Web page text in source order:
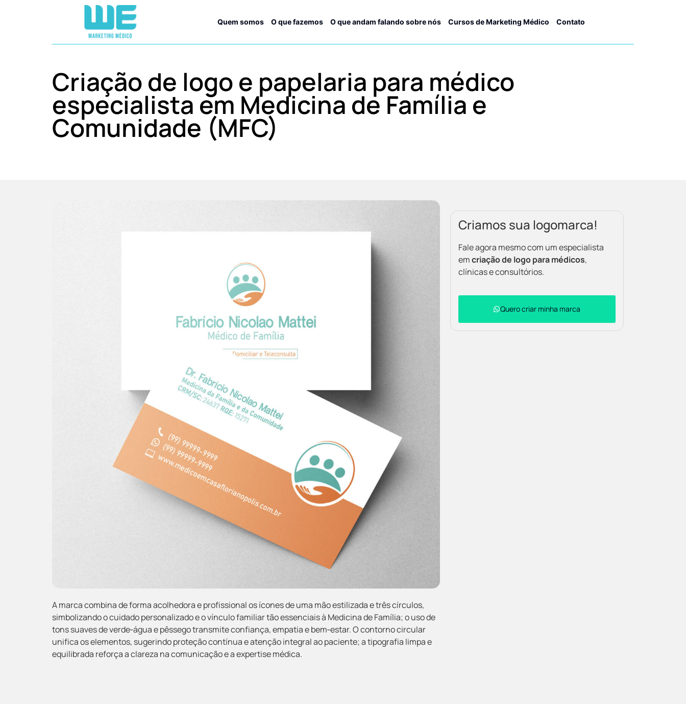
Quem somos O que fazemos O que andam falando sobre nós Cursos de Marketing Médico Contato
Criação de logo e papelaria para médico
especialista em Medicina de Família e
Comunidade (MFC)
A marca combina de forma acolhedora e profissional os ícones de uma mão estilizada e três círculos,
simbolizando o cuidado personalizado e o vínculo familiar tão essenciais à Medicina de Família; o uso de
tons suaves de verde‐água e pêssego transmite confiança, empatia e bem‐estar. O contorno circular
unifica os elementos, sugerindo proteção contínua e atenção integral ao paciente; a tipografia limpa e
equilibrada reforça a clareza na comunicação e a expertise médica.
Criamos sua logomarca!
Fale agora mesmo com um especialista
emcriação de logo para médicos,
clínicas e consultórios.
Quero criar minha marca